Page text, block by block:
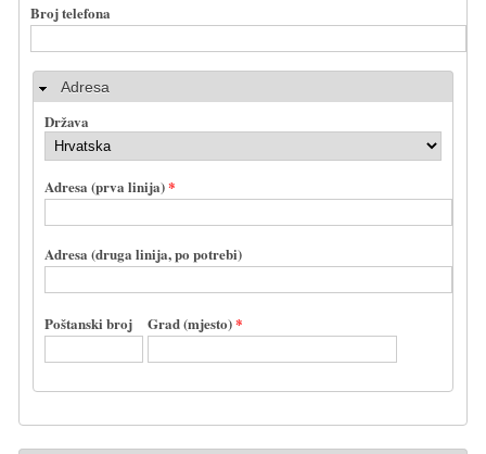
Broj telefona
Adresa
Država
Adresa (prva linija)*
Adresa (druga linija, po potrebi)
Poštanski broj Grad (mjesto)*